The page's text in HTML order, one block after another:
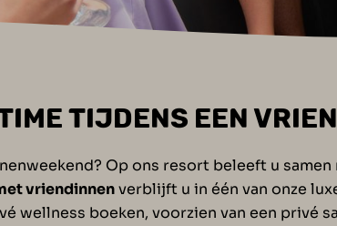
TIJDENS EEN
Op ons resort beleeft u
vriendinnenverblijft u in één van onze
wellness boeken, voorzien van een privé